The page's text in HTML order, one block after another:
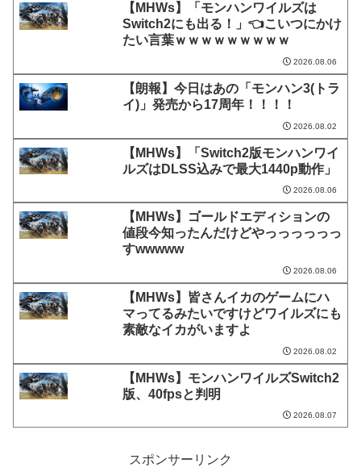
【MHWs】「モンハンワイルズは
Switch2にも出る！」👈こいつにかけ
たい言葉ｗｗｗｗｗｗｗｗｗ
2026.08.06
【朗報】今日はあの「モンハン3(トラ
イ)」発売から17周年！！！！
2026.08.02
【MHWs】「Switch2版モンハンワイ
ルズはDLSS込みで最大1440p動作」
2026.08.06
【MHWs】ゴールドエディションの
値段今知ったんだけどやっっっっっっ
すwwwww
2026.08.06
【MHWs】皆さんイカのゲームにハ
マってるみたいですけどワイルズにも
素敵なイカがいますよ
2026.08.02
【MHWs】モンハンワイルズSwitch2
版、40fpsと判明
2026.08.07
スポンサーリンク